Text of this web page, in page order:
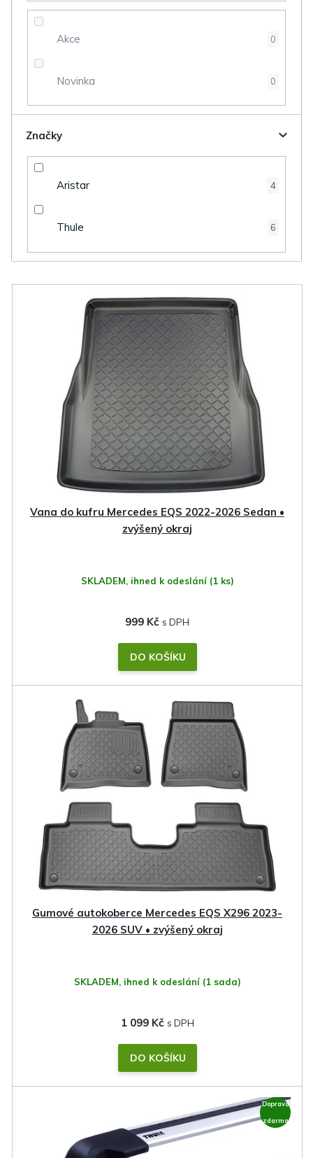
Akce 0
Novinka 0
Značky
Aristar 4
Thule 6
Vana do kufru Mercedes EQS 2022-2026 Sedan •
zvýšený okraj
SKLADEM, ihned k odeslání (1 ks)
999 Kč
DO KOŠÍKU
Gumové autokoberce Mercedes EQS X296 2023-
2026 SUV • zvýšený okraj
SKLADEM, ihned k odeslání (1 sada)
1 099 Kč
DO KOŠÍKU
Doprava
zdarma